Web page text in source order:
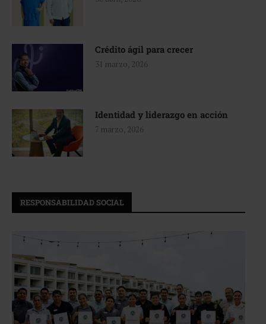
Crédito ágil para crecer
31 marzo, 2026
Identidad y liderazgo en acción
7 marzo, 2026
RESPONSABILIDAD SOCIAL